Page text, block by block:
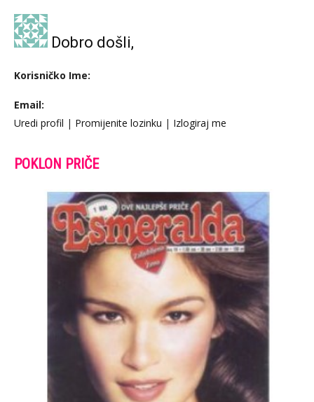
Dobro došli,
Korisničko Ime:
Email:
Uredi profil | Promijenite lozinku | Izlogiraj me
POKLON PRIČE